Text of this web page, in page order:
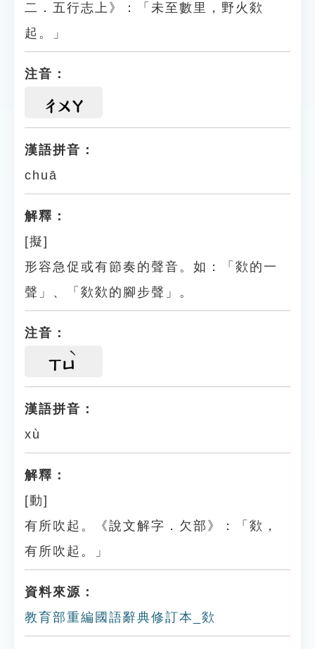
二．五行志上》：「未至數里，野火欻
起。」
注音：
ㄔㄨㄚ
漢語拼音：
chuā
解釋：
[擬]
形容急促或有節奏的聲音。如：「欻的一
聲」、「欻欻的腳步聲」。
注音：
ㄒㄩ
漢語拼音：
xù
解釋：
[動]
有所吹起。《說文解字．欠部》：「欻，
有所吹起。」
資料來源：
教育部重編國語辭典修訂本_欻